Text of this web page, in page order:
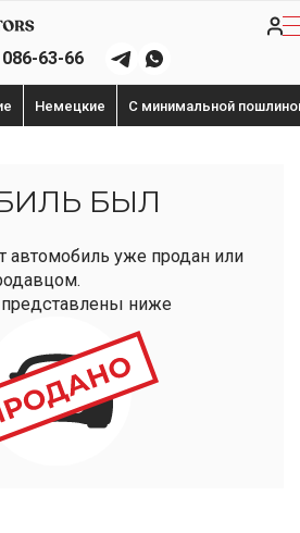
63-66
Немецкие С минимальной
БЫЛ
автомобиль уже продан или
ниже